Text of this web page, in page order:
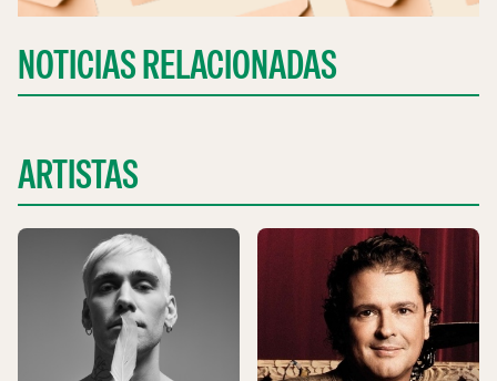
NOTICIAS RELACIONADAS
ARTISTAS